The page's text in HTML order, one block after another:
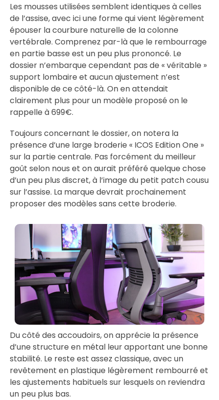
Les mousses utilisées semblent identiques à celles
de l’assise, avec ici une forme qui vient légèrement
épouser la courbure naturelle de la colonne
vertébrale. Comprenez par-là que le rembourrage
en partie basse est un peu plus prononcé. Le
dossier n’embarque cependant pas de « véritable »
support lombaire et aucun ajustement n’est
disponible de ce côté-là. On en attendait
clairement plus pour un modèle proposé on le
rappelle à 699€.
Toujours concernant le dossier, on notera la
présence d’une large broderie « ICOS Edition One »
sur la partie centrale. Pas forcément du meilleur
goût selon nous et on aurait préféré quelque chose
d’un peu plus discret, à l’image du petit patch cousu
sur l’assise. La marque devrait prochainement
proposer des modèles sans cette broderie.
Du côté des accoudoirs, on apprécie la présence
d’une structure en métal leur apportant une bonne
stabilité. Le reste est assez classique, avec un
revêtement en plastique légèrement rembourré et
les ajustements habituels sur lesquels on reviendra
un peu plus bas.